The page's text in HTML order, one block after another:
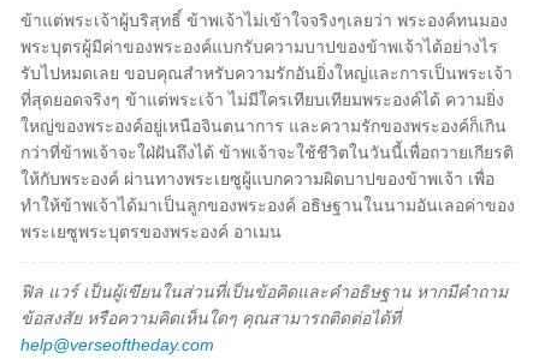
ข้าแต่พระเจ้าผู้บริสุทธิ์ ข้าพเจ้าไม่เข้าใจจริงๆเลยว่า พระองค์ทนมอง
พระบุตรผู้มีค่าของพระองค์แบกรับความบาปของข้าพเจ้าได้อย่างไร
รับไปหมดเลย ขอบคุณสำหรับความรักอันยิ่งใหญ่และการเป็นพระเจ้า
ที่สุดยอดจริงๆ ข้าแต่พระเจ้า ไม่มีใครเทียบเทียมพระองค์ได้ ความยิ่ง
ใหญ่ของพระองค์อยู่เหนือจินตนาการ และความรักของพระองค์ก็เกิน
กว่าที่ข้าพเจ้าจะใฝ่ฝันถึงได้ ข้าพเจ้าจะใช้ชีวิตในวันนี้เพื่อถวายเกียรติ
ให้กับพระองค์ ผ่านทางพระเยซูผู้แบกความผิดบาปของข้าพเจ้า เพื่อ
ทำให้ข้าพเจ้าได้มาเป็นลูกของพระองค์ อธิษฐานในนามอันเลอค่าของ
พระเยซูพระบุตรของพระองค์ อาเมน
ฟิล แวร์ เป็นผู้เขียนในส่วนที่เป็นข้อคิดและคำอธิษฐาน หากมีคำถาม
ข้อสงสัย หรือความคิดเห็นใดๆ คุณสามารถติดต่อได้ที่
help@verseoftheday.com